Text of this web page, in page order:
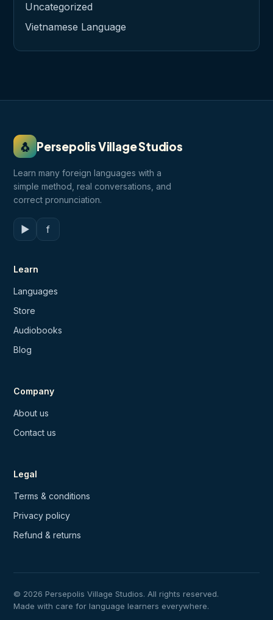
Uncategorized
Vietnamese Language
🐧 Persepolis Village Studios
Learn many foreign languages with a
simple method, real conversations, and
correct pronunciation.
▶ f
Learn
Languages
Store
Audiobooks
Blog
Company
About us
Contact us
Legal
Terms & conditions
Privacy policy
Refund & returns
© 2026 Persepolis Village Studios. All rights reserved.
Made with care for language learners everywhere.